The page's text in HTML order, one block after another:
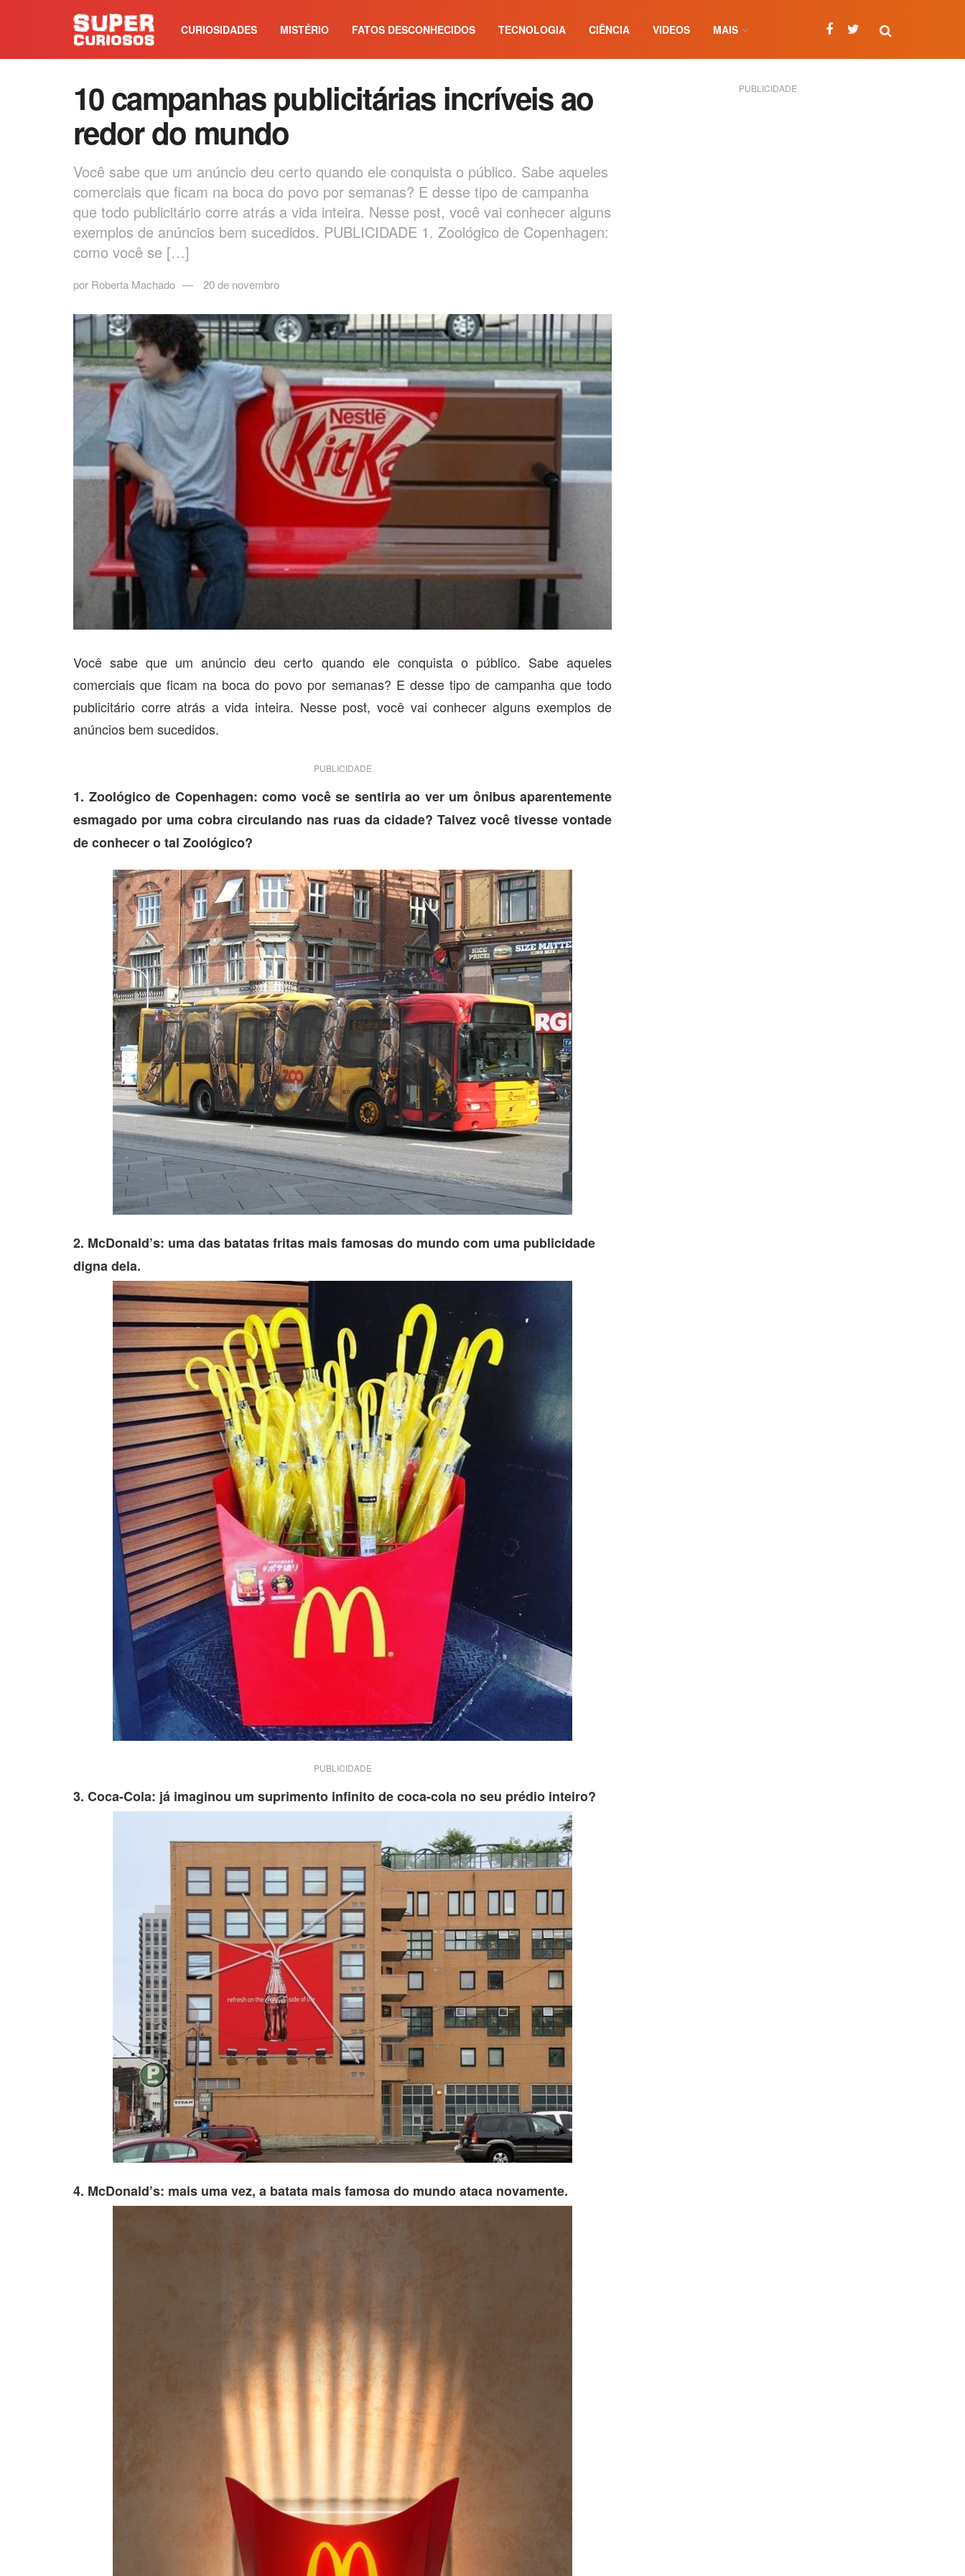
CURIOSIDADES MISTÉRIO FATOS DESCONHECIDOS TECNOLOGIA CIÊNCIA VIDEOS MAIS
10 campanhas publicitárias incríveis ao
redor do mundo
Você sabe que um anúncio deu certo quando ele conquista o público. Sabe aqueles
comerciais que ficam na boca do povo por semanas? E desse tipo de campanha
que todo publicitário corre atrás a vida inteira. Nesse post, você vai conhecer alguns
exemplos de anúncios bem sucedidos. PUBLICIDADE 1. Zoológico de Copenhagen:
como você se […]
por Roberta Machado 20 de novembro
Você sabe que um anúncio deu certo quando ele conquista o público. Sabe aqueles
comerciais que ficam na boca do povo por semanas? E desse tipo de campanha que todo
publicitário corre atrás a vida inteira. Nesse post, você vai conhecer alguns exemplos de
anúncios bem sucedidos.
PUBLICIDADE
1. Zoológico de Copenhagen: como você se sentiria ao ver um ônibus aparentemente
esmagado por uma cobra circulando nas ruas da cidade? Talvez você tivesse vontade
de conhecer o tal Zoológico?
2. McDonald’s: uma das batatas fritas mais famosas do mundo com uma publicidade
digna dela.
PUBLICIDADE
3. Coca-Cola: já imaginou um suprimento infinito de coca-cola no seu prédio inteiro?
4. McDonald’s: mais uma vez, a batata mais famosa do mundo ataca novamente.
PUBLICIDADE